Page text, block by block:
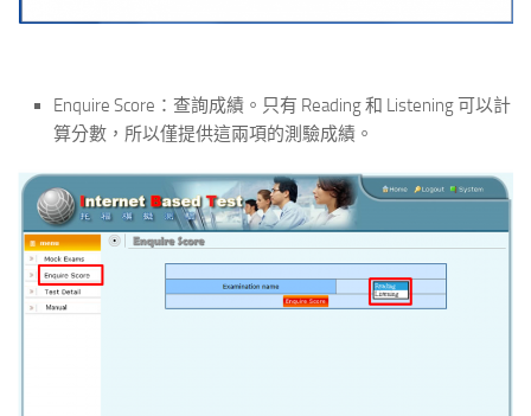
Enquire Score：查詢成績。只有 Reading 和 Listening 可以計
算分數，所以僅提供這兩項的測驗成績。